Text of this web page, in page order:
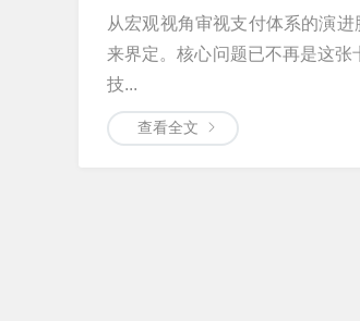
从宏观视角审视支付体系的演
来界定。核心问题已不再是这张
技...
查看全文